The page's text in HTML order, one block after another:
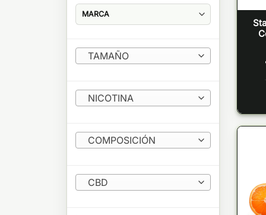
TAMAÑO
NICOTINA
COMPOSICIÓN
CBD